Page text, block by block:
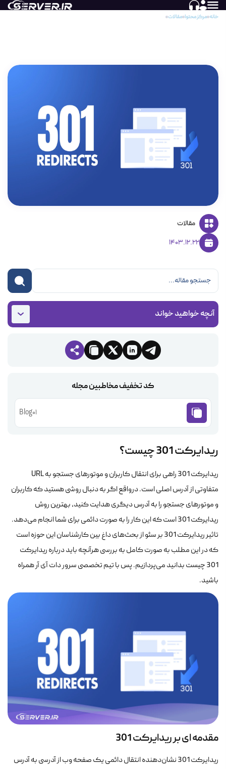
خانه مرکز محتوا مقالات
مقالات
1403.12.22
آنچه خواهید خواند
کد تخفیف مخاطبین مجله
Blog01
ریدایرکت 301 چیست؟
ریدایرکت 301 راهی برای انتقال کاربران و موتورهای جستجو به URL
متفاوتی از آدرس اصلی است. در‌واقع اگر به دنبال روشی هستید که کاربران
و موتورهای جستجو را به آدرس دیگری هدایت کنید، بهترین روش
ریدایرکت 301 است که این کار را به صورت دائمی برای شما انجام می‌دهد.
تاثیر ریدایرکت 301 بر سئو از بحث‌های داغ بین کارشناسان این حوزه است
که در این مطلب به صورت کامل به بررسی هر‌آنچه باید درباره ریدایرکت
301 چیست بدانید می‌پردازیم. پس با تیم تخصصی سرور دات آی آر همراه
باشید.
مقدمه ای بر ریدایرکت 301
ریدایرکت 301 نشان‌دهنده انتقال دائمی یک صفحه وب از آدرسی به آدرس